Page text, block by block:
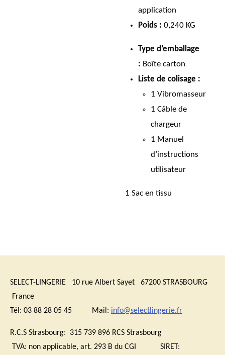
application
Poids : 0,240 KG
Type d’emballage
: Boîte carton
Liste de colisage :
1 Vibromasseur
1 Câble de
chargeur
1 Manuel
d’instructions
utilisateur
1 Sac en tissu
SELECT-LINGERIE 10 rue Albert Sayet 67200 STRASBOURG
France
Tél: 03 88 28 05 45 Mail: info@selectlingerie.fr
R.C.S Strasbourg: 315 739 896 RCS Strasbourg
TVA: non applicable, art. 293 B du CGI
SIRET: